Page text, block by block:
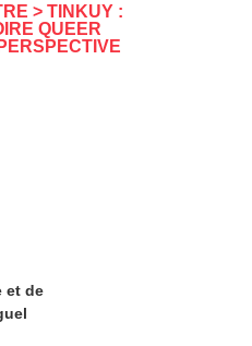
> TINKUY :
QUEER
et de